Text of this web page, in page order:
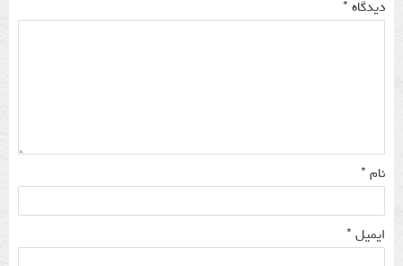
دیدگاه *
نام *
ایمیل *